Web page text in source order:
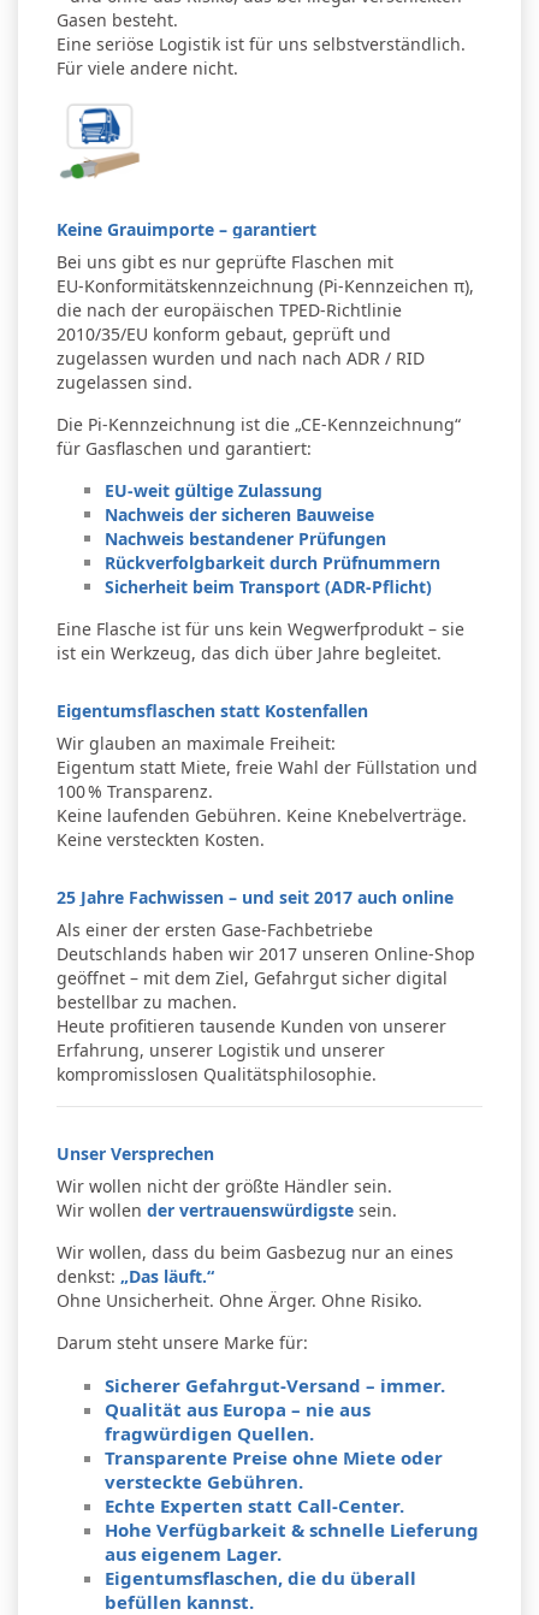
Gasen besteht.
Eine seriöse Logistik ist für uns selbstverständlich.
Für viele andere nicht.
Keine Grauimporte – garantiert
Bei uns gibt es nur geprüfte Flaschen mit
EU‑Konformitätskennzeichnung (Pi‑Kennzeichen π),
die nach der europäischen TPED‑Richtlinie
2010/35/EU konform gebaut, geprüft und
zugelassen wurden und nach nach ADR / RID
zugelassen sind.
Die Pi-Kennzeichnung ist die „CE‑Kennzeichnung“
für Gasflaschen und garantiert:
EU‑weit gültige Zulassung
Nachweis der sicheren Bauweise
Nachweis bestandener Prüfungen
Rückverfolgbarkeit durch Prüfnummern
Sicherheit beim Transport (ADR‑Pflicht)
Eine Flasche ist für uns kein Wegwerfprodukt – sie
ist ein Werkzeug, das dich über Jahre begleitet.
Eigentumsflaschen statt Kostenfallen
Wir glauben an maximale Freiheit:
Eigentum statt Miete, freie Wahl der Füllstation und
100 % Transparenz.
Keine laufenden Gebühren. Keine Knebelverträge.
Keine versteckten Kosten.
25 Jahre Fachwissen – und seit 2017 auch online
Als einer der ersten Gase-Fachbetriebe
Deutschlands haben wir 2017 unseren Online‑Shop
geöffnet – mit dem Ziel, Gefahrgut sicher digital
bestellbar zu machen.
Heute profitieren tausende Kunden von unserer
Erfahrung, unserer Logistik und unserer
kompromisslosen Qualitätsphilosophie.
Unser Versprechen
Wir wollen nicht der größte Händler sein.
Wir wollen der vertrauenswürdigste sein.
Wir wollen, dass du beim Gasbezug nur an eines
denkst: „Das läuft.“
Ohne Unsicherheit. Ohne Ärger. Ohne Risiko.
Darum steht unsere Marke für:
Sicherer Gefahrgut-Versand – immer.
Qualität aus Europa – nie aus
fragwürdigen Quellen.
Transparente Preise ohne Miete oder
versteckte Gebühren.
Echte Experten statt Call-Center.
Hohe Verfügbarkeit & schnelle Lieferung
aus eigenem Lager.
Eigentumsflaschen, die du überall
befüllen kannst.